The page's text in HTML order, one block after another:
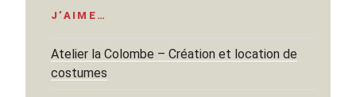
J’AIME…
Atelier la Colombe – Création et location de
costumes